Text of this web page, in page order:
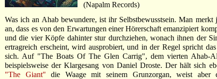
(Napalm Records)
Was ich an Ahab bewundere, ist ihr Selbstbewusstsein. Man merkt
an, dass es von den Erwartungen einer Hörerschaft emanzipiert
und die vier Köpfe dahinter stur durchziehen, wonach ihnen der
ertragreich erscheint, wird ausprobiert, und in der Regel spricht
sich. Auf "The Boats Of The Glen Carrig", dem vierten Ahab-
beispielsweise der Klargesang von Daniel Droste. Der hält sich
"The Giant" die Waage mit seinem Grunzorgan, weist aber